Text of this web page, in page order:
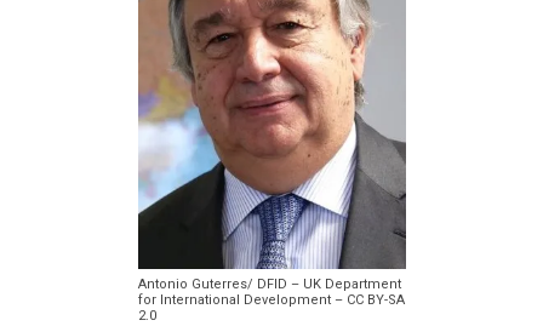
Antonio Guterres/ DFID – UK Department
for International Development – CC BY-SA
2.0